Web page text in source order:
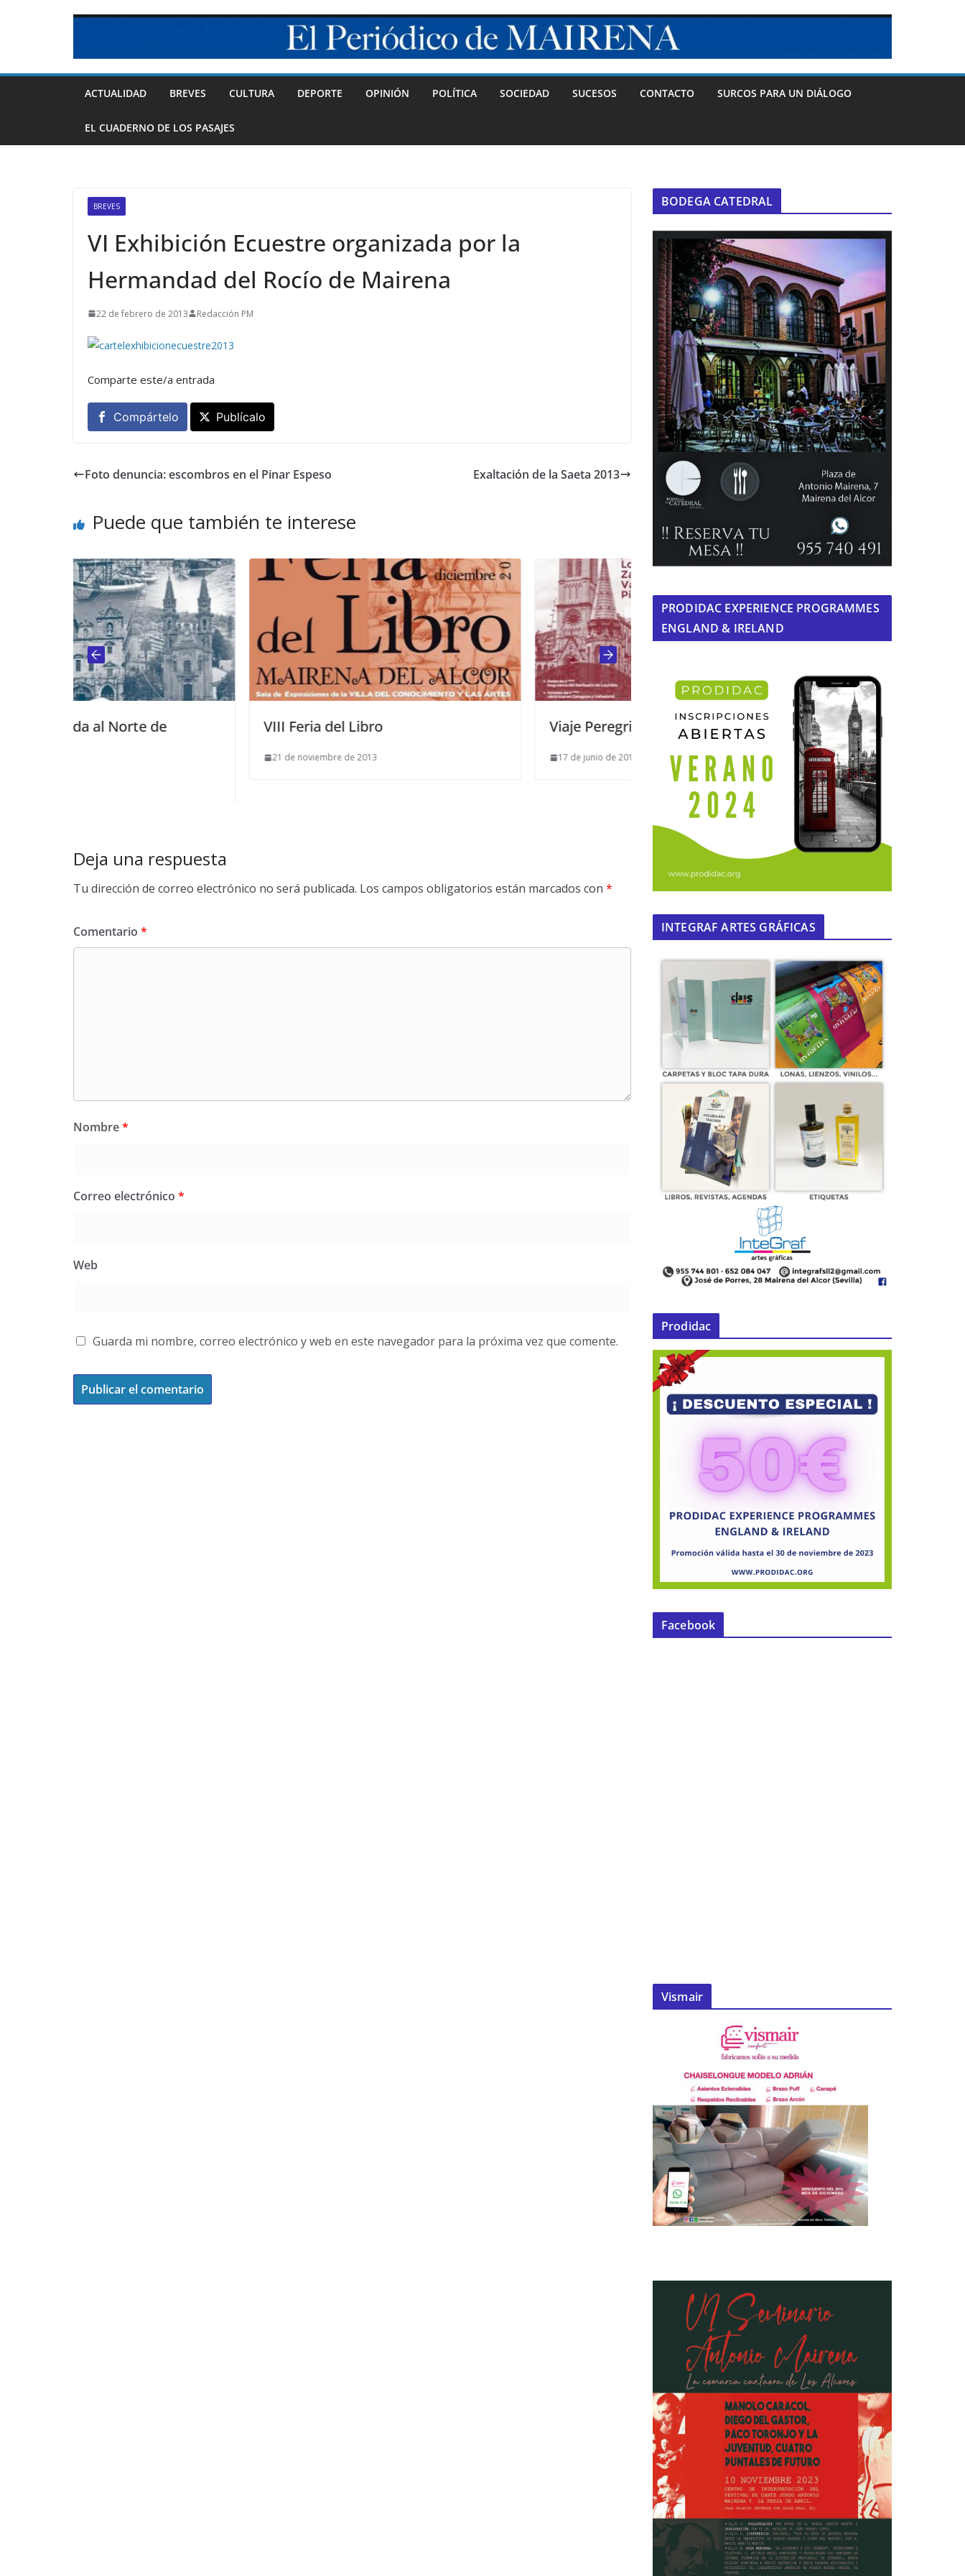
ACTUALIDAD BREVES CULTURA DEPORTE OPINIÓN POLÍTICA SOCIEDAD SUCESOS CONTACTO SURCOS PARA UN DIÁLOGO
EL CUADERNO DE LOS PASAJES
BREVES
VI Exhibición Ecuestre organizada por la
Hermandad del Rocío de Mairena
22 de febrero de 2013 Redacción PM
Comparte este/a entrada
Compártelo Publícalo
Foto denuncia: escombros en el Pinar Espeso Exaltación de la Saeta 2013
Puede que también te interese
VIII Feria del Libro Viaje Peregrinación a Lourdes
Viaje de Pro-Vida al Norte de
06 de julio de 2016
Deja una respuesta
Tu dirección de correo electrónico no será publicada. Los campos obligatorios están marcados con *
Comentario *
Nombre*
Correo electrónico *
Web
Guarda mi nombre, correo electrónico y web en este navegador para la próxima vez que comente.
BODEGA CATEDRAL
PRODIDAC EXPERIENCE PROGRAMMES
ENGLAND & IRELAND
INTEGRAF ARTES GRÁFICAS
Prodidac
Facebook
Vismair